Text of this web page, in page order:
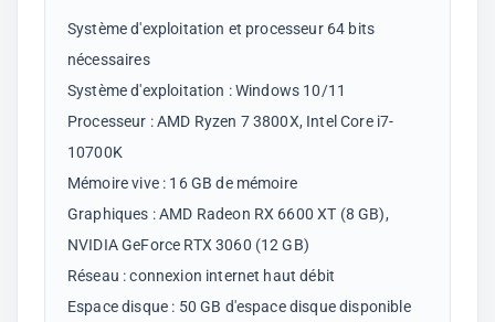
Système d'exploitation et processeur 64 bits
nécessaires
Système d'exploitation : Windows 10/11
Processeur : AMD Ryzen 7 3800X, Intel Core i7-
10700K
Mémoire vive : 16 GB de mémoire
Graphiques : AMD Radeon RX 6600 XT (8 GB),
NVIDIA GeForce RTX 3060 (12 GB)
Réseau : connexion internet haut débit
Espace disque : 50 GB d'espace disque disponible